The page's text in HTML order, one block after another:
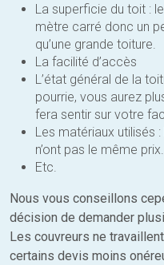
La superficie du toit :
mètre carré donc un
qu’une grande toiture.
La facilité d’accès
L’état général de la
pourrie, vous aurez
fera sentir sur votre
Les matériaux utilisés
n’ont pas le même prix.
Etc.
Nous vous conseillons
décision de demander
Les couvreurs ne
certains devis moins